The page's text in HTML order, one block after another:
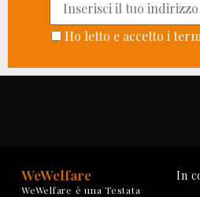
Ho letto e accetto i
WeWelfare
WeWelfare è una Testata
In